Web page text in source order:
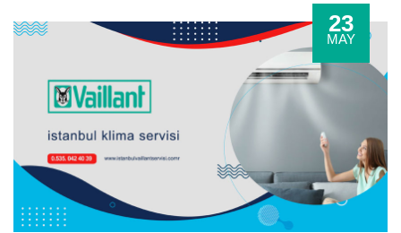
23
MAY